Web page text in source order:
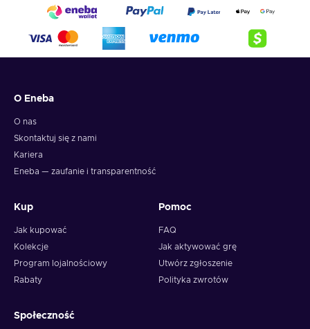
O Eneba
O nas
Skontaktuj się z nami
Kariera
Eneba — zaufanie i transparentność
Kup
Jak kupować
Kolekcje
Program lojalnościowy
Rabaty
Pomoc
FAQ
Jak aktywować grę
Utwórz zgłoszenie
Polityka zwrotów
Społeczność